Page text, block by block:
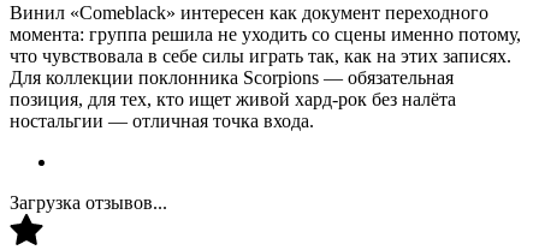
Винил «Comeblack» интересен как документ переходного
момента: группа решила не уходить со сцены именно потому,
что чувствовала в себе силы играть так, как на этих записях.
Для коллекции поклонника Scorpions — обязательная
позиция, для тех, кто ищет живой хард-рок без налёта
ностальгии — отличная точка входа.
Загрузка отзывов...